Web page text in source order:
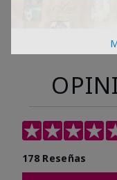
178 Reseñas